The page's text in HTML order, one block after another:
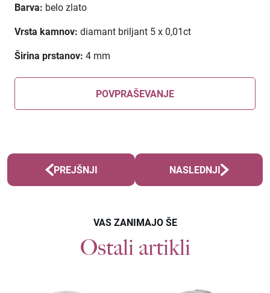
Barva: belo zlato
Vrsta kamnov: diamant briljant 5x 0,01ct
Širina prstanov: 4 mm
POVPRAŠEVANJE
PREJŠNJI NASLEDNJI
VAS ZANIMAJO ŠE
Ostali artikli